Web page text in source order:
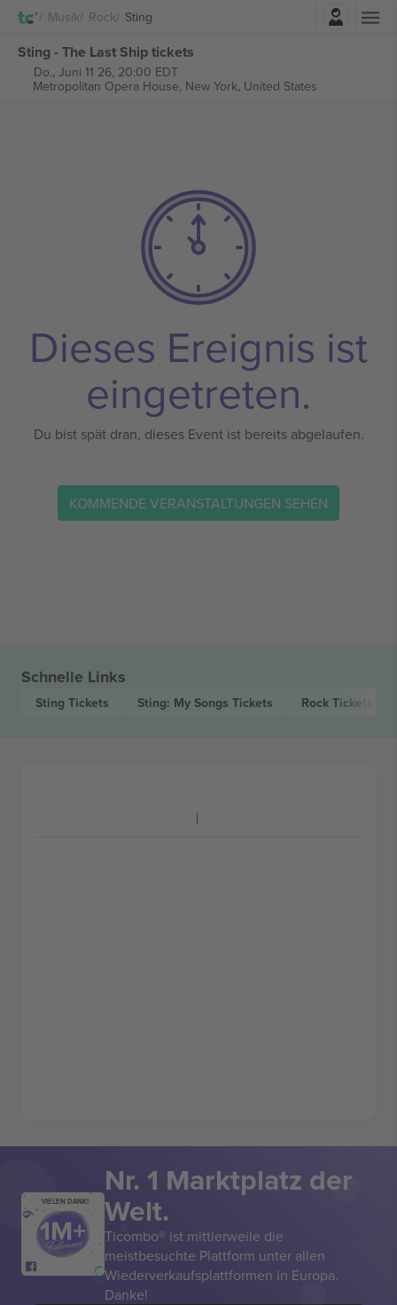
Musik Rock Sting
Sting - The Last Ship tickets
Do., Juni 11 26, 20:00 EDT
Metropolitan Opera House, New York, United States
Dieses Ereignis ist
eingetreten.
Du bist spät dran, dieses Event ist bereits abgelaufen.
KOMMENDE VERANSTALTUNGEN SEHEN
Schnelle Links
Sting Tickets Sting: My Songs Tickets Rock Tickets
VIELEN DANK!
Nr. 1 Marktplatz der
Welt.
Ticombo® ist mittlerweile die
meistbesuchte Plattform unter allen
Wiederverkaufsplattformen in Europa.
Danke!